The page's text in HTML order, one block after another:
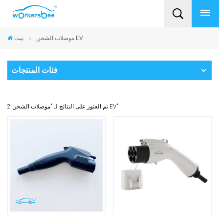
بيت موصلات الشحن EV
فئات المنتجات
2 تم العثور على النتائج لـ "موصلات الشحن EV"